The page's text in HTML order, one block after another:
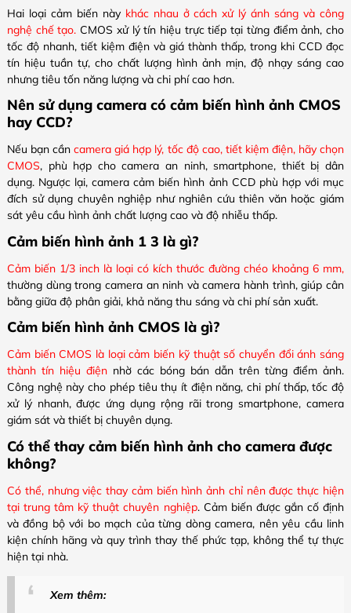
Hai loại cảm biến này khác nhau ở cách xử lý ánh sáng và công
nghệ chế tạo. CMOS xử lý tín hiệu trực tiếp tại từng điểm ảnh, cho
tốc độ nhanh, tiết kiệm điện và giá thành thấp, trong khi CCD đọc
tín hiệu tuần tự, cho chất lượng hình ảnh mịn, độ nhạy sáng cao
nhưng tiêu tốn năng lượng và chi phí cao hơn.
Nên sử dụng camera có cảm biến hình ảnh CMOS
hay CCD?
Nếu bạn cầncamera giá hợp lý, tốc độ cao, tiết kiệm điện, hãy chọn
CMOS, phù hợp cho camera an ninh, smartphone, thiết bị dân
dụng. Ngược lại, camera cảm biến hình ảnh CCD phù hợp với mục
đích sử dụng chuyên nghiệp như nghiên cứu thiên văn hoặc giám
sát yêu cầu hình ảnh chất lượng cao và độ nhiễu thấp.
Cảm biến hình ảnh 1 3 là gì?
Cảm biến 1/3 inch là loại có kích thước đường chéo khoảng 6 mm,
thường dùng trong camera an ninh và camera hành trình, giúp cân
bằng giữa độ phân giải, khả năng thu sáng và chi phí sản xuất.
Cảm biến hình ảnh CMOS là gì?
Cảm biến CMOS là loại cảm biến kỹ thuật số chuyển đổi ánh sáng
thành tín hiệu điện nhờ các bóng bán dẫn trên từng điểm ảnh.
Công nghệ này cho phép tiêu thụ ít điện năng, chi phí thấp, tốc độ
xử lý nhanh, được ứng dụng rộng rãi trong smartphone, camera
giám sát và thiết bị chuyên dụng.
Có thể thay cảm biến hình ảnh cho camera được
không?
Có thể, nhưng việc thay cảm biến hình ảnh chỉ nên được thực hiện
tại trung tâm kỹ thuật chuyên nghiệp. Cảm biến được gắn cố định
và đồng bộ với bo mạch của từng dòng camera, nên yêu cầu linh
kiện chính hãng và quy trình thay thế phức tạp, không thể tự thực
hiện tại nhà.
Xem thêm: